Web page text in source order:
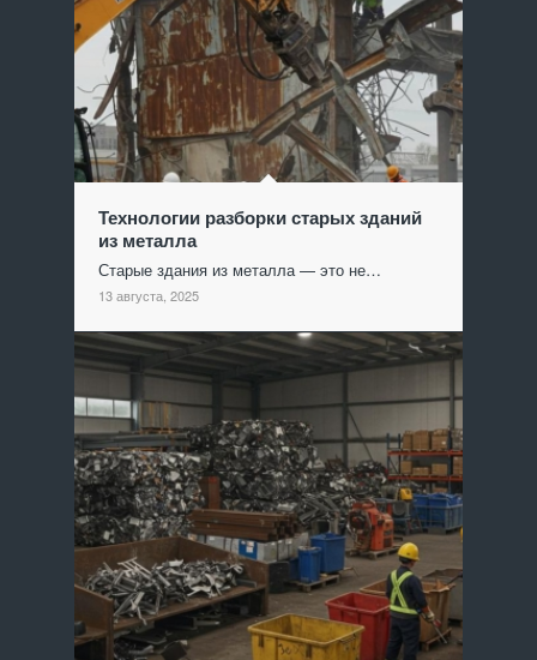
Технологии разборки старых зданий
из металла
Старые здания из металла — это не…
13 августа, 2025